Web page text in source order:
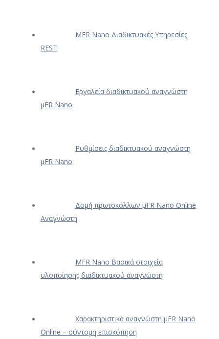
ΜFR Nano Διαδικτυακές Υπηρεσίες
REST
Εργαλεία διαδικτυακού αναγνώστη
μFR Nano
Ρυθμίσεις διαδικτυακού αναγνώστη
μFR Nano
Δομή πρωτοκόλλων μFR Nano Online
Αναγνώστη
ΜFR Nano Βασικά στοιχεία
υλοποίησης διαδικτυακού αναγνώστη
Χαρακτηριστικά αναγνώστη μFR Nano
Online – σύντομη επισκόπηση